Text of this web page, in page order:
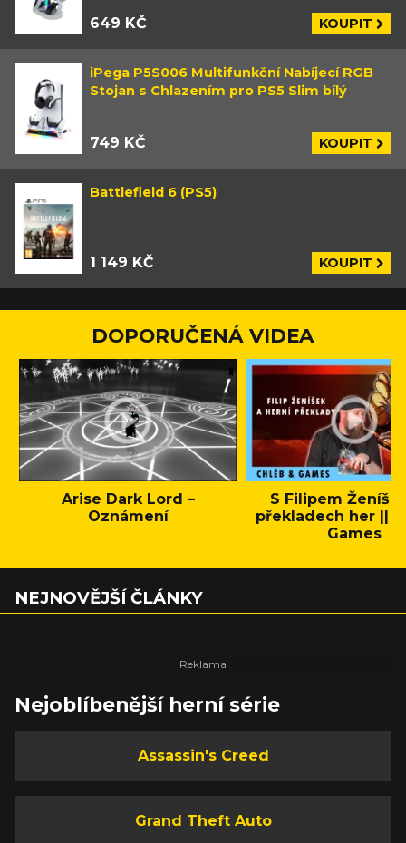
649 KČ KOUPIT
iPega P5S006 Multifunkční Nabíjecí RGB
Stojan s Chlazením pro PS5 Slim bílý
749 KČ KOUPIT
Battlefield 6 (PS5)
1 149 KČ KOUPIT
DOPORUČENÁ VIDEA
Arise Dark Lord –
Oznámení
S Filipem
překladech her ||
Games
NEJNOVĚJŠÍ ČLÁNKY
Nejoblíbenější herní série
Assassin's Creed
Grand Theft Auto